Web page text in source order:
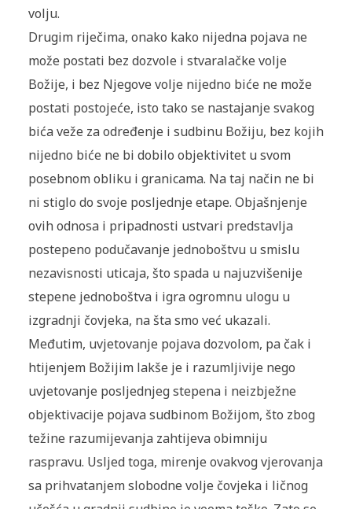
volju.
Drugim riječima, onako kako nijedna pojava ne
može postati bez dozvole i stvaralačke volje
Božije, i bez Njegove volje nijedno biće ne može
postati postojeće, isto tako se nastajanje svakog
bića veže za određenje i sudbinu Božiju, bez kojih
nijedno biće ne bi dobilo objektivitet u svom
posebnom obliku i granicama. Na taj način ne bi
ni stiglo do svoje posljednje etape. Objašnjenje
ovih odnosa i pripadnosti ustvari predstavlja
postepeno podučavanje jednoboštvu u smislu
nezavisnosti uticaja, što spada u najuzvišenije
stepene jednoboštva i igra ogromnu ulogu u
izgradnji čovjeka, na šta smo već ukazali.
Međutim, uvjetovanje pojava dozvolom, pa čak i
htijenjem Božijim lakše je i razumljivije nego
uvjetovanje posljednjeg stepena i neizbježne
objektivacije pojava sudbinom Božijom, što zbog
težine razumijevanja zahtijeva obimniju
raspravu. Usljed toga, mirenje ovakvog vjerovanja
sa prihvatanjem slobodne volje čovjeka i ličnog